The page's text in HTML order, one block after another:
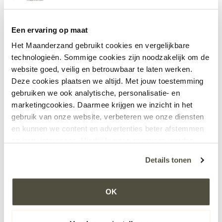
Een ervaring op maat
Het Maanderzand gebruikt cookies en vergelijkbare
technologieën. Sommige cookies zijn noodzakelijk om de
website goed, veilig en betrouwbaar te laten werken.
Deze cookies plaatsen we altijd. Met jouw toestemming
gebruiken we ook analytische, personalisatie- en
marketingcookies. Daarmee krijgen we inzicht in het
gebruik van onze website, verbeteren we onze diensten
en kunnen we content en advertenties beter afstemmen
noodzakelijk’ om alleen noodzakelijke cookies toe te
Details tonen
OK
Het laatste nieuws Bekijk alle nieuwsberichten
SterkSamen
Lees meer
Keurmerk Beste
werkgever (Word-Class
Start nieuwbouw Het